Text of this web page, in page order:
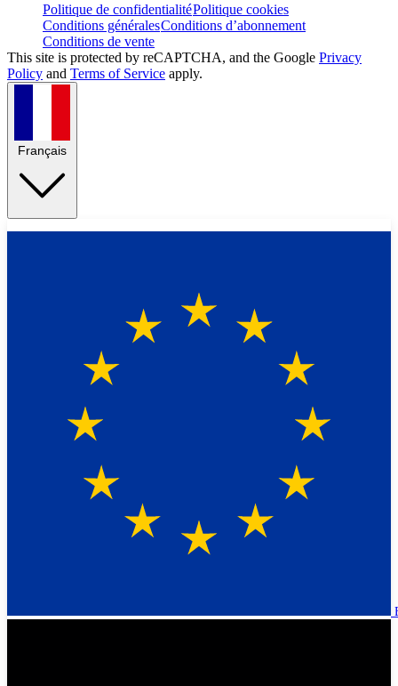
Politique de confidentialitéPolitique cookies
Conditions généralesConditions d’abonnement
Conditions de vente
This site is protected by reCAPTCHA, and the Google Privacy
Policy and Terms of Service apply.
Français